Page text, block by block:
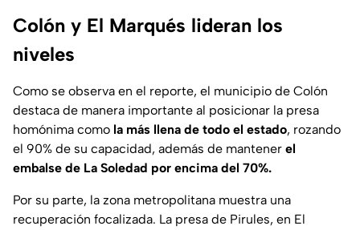
Colón y El Marqués lideran los
niveles
Como se observa en el reporte, el municipio de Colón
destaca de manera importante al posicionar la presa
homónima como la más llena de todo el estado, rozando
el 90% de su capacidad, además de mantener el
embalse de La Soledad por encima del 70%.
Por su parte, la zona metropolitana muestra una
recuperación focalizada. La presa de Pirules, en El